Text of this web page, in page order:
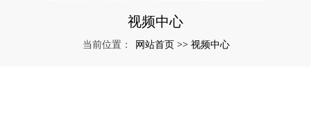
视频中心
当前位置： 网站首页 >> 视频中心